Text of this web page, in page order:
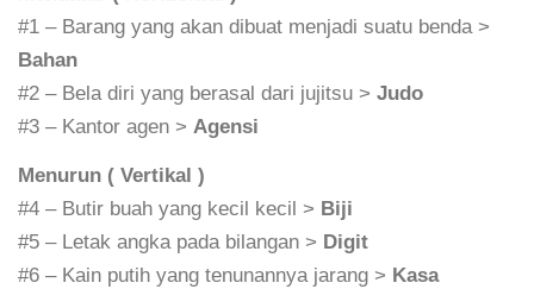
#1 – Barang yang akan dibuat menjadi suatu benda >
Bahan
#2 – Bela diri yang berasal dari jujitsu > Judo
#3 – Kantor agen > Agensi
Menurun ( Vertikal )
#4 – Butir buah yang kecil kecil > Biji
#5 – Letak angka pada bilangan > Digit
#6 – Kain putih yang tenunannya jarang > Kasa